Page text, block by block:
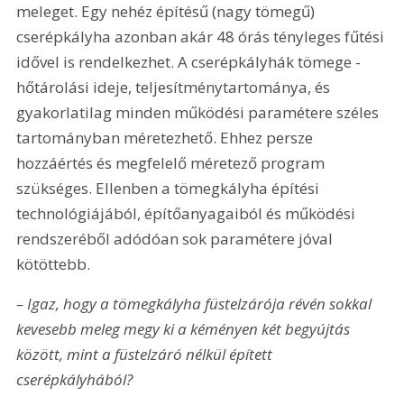
meleget. Egy nehéz építésű (nagy tömegű)
cserépkályha azonban akár 48 órás tényleges fűtési
idővel is rendelkezhet. A cserépkályhák tömege -
hőtárolási ideje, teljesítménytartománya, és
gyakorlatilag minden működési paramétere széles
tartományban méretezhető. Ehhez persze
hozzáértés és megfelelő méretező program
szükséges. Ellenben a tömegkályha építési
technológiájából, építőanyagaiból és működési
rendszeréből adódóan sok paramétere jóval
kötöttebb.
– Igaz, hogy a tömegkályha füstelzárója révén sokkal
kevesebb meleg megy ki a kéményen két begyújtás
között, mint a füstelzáró nélkül épített
cserépkályhából?